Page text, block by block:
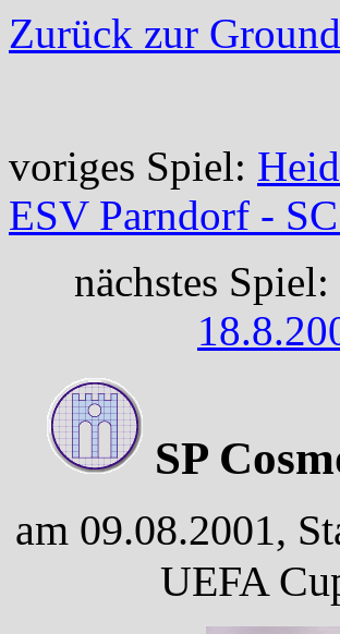
Zurück zur
voriges Spiel:
ESV Parndorf -
nächstes Spiel:
SP
am 09.08.2001,
UEFA